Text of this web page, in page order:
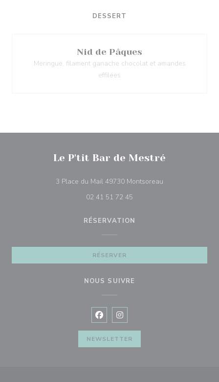
DESSERT
Nid de Pâques
Meringue, filament ganache chocolat et amandes
effilées
Le P'tit Bar de Mestré
3 Place du Mail 49730 Montsoreau
02 41 51 72 45
RÉSERVATION
RÉSERVER
NOUS SUIVRE
Facebook ((ouvre une nouvelle
Instagram ((ouvre une
NEWSLETTER